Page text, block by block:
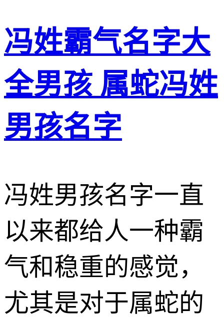
冯姓霸气名字大
全男孩 属蛇冯姓
男孩名字
冯姓男孩名字一直
以来都给人一种霸
气和稳重的感觉，
尤其是对于属蛇的